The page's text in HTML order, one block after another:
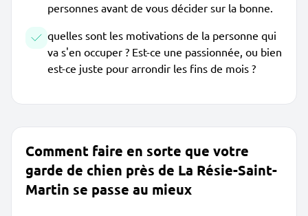
personnes avant de vous décider sur la bonne.
quelles sont les motivations de la personne qui
va s'en occuper ? Est-ce une passionnée, ou bien
est-ce juste pour arrondir les fins de mois ?
Comment faire en sorte que votre
garde de chien près de La Résie-Saint-
Martin se passe au mieux